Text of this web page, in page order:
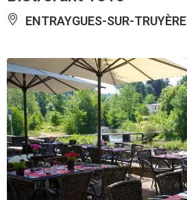
ENTRAYGUES-SUR-TRUYÈRE